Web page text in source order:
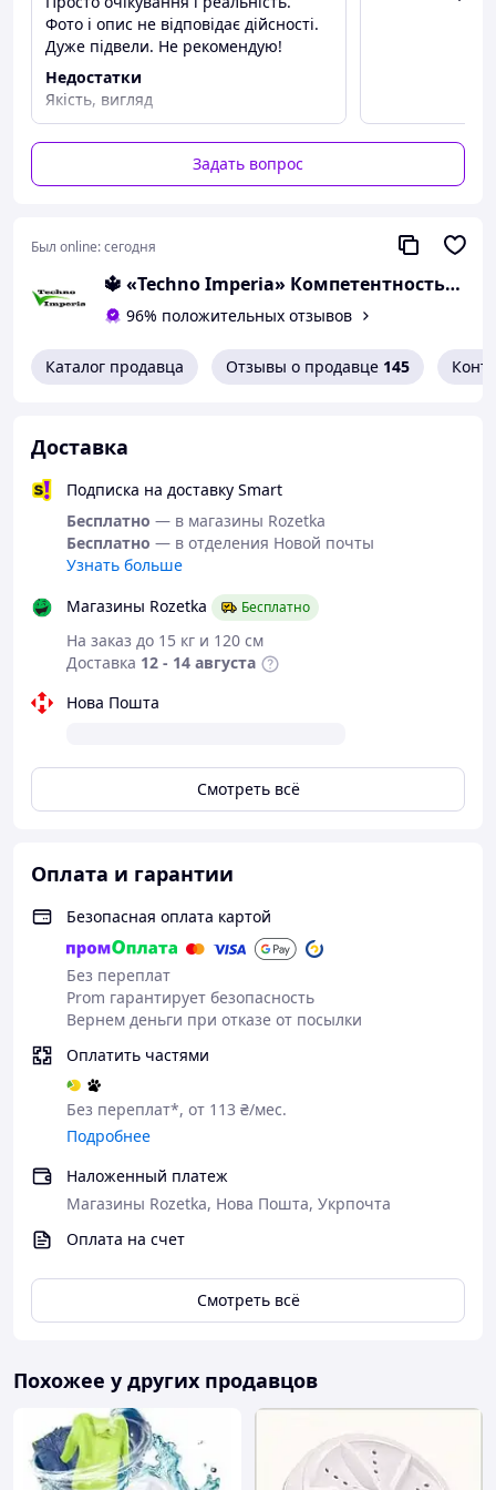
чистотой и свежестью ваших вещей без усилий и
затрат!
Отличный
чистоты Ваших
вещей в
поездках и не
только
стильный дизайн
позволяет разместить машинку даже в
небольшой комнате. Благодаря ультразвуковому
вещи остаются чистыми и свежими.
Мини-стиральная машинка незаменима дома, в
путешествиях, на кемпинге или в студенческих
общежитиях. Она экономит электроэнергию, воду
и ваше время, позволяя поддерживать вещи в
чистоте без лишних усилий.
Напряжение должно находиться в диапазоне 110-
240 в, чтобы обеспечить нормальную работу
стиральной машины и не повредить блок
питания.
Фото і опис не відповідає дійсності.
Дуже підвели. Не рекомендую!
Недостатки
Якість, вигляд
Задать вопрос
Был online:сегодня
🔱 «Techno Imperia» Компетентность! Качество товара! Быстрая отправка! ✅
96% положительных отзывов
Каталог продавца Отзывы о продавце 145
Доставка
Подписка на доставку Smart
Бесплатно — в магазины Rozetka
Бесплатно — в отделения Новой почты
Узнать больше
Магазины Rozetka
Бесплатно
На заказ до 15 кг и 120 см
Доставка 12 - 14 августа
Нова Пошта
Смотреть всё
Оплата и гарантии
Безопасная оплата картой
Без переплат
Prom гарантирует безопасность
Вернем деньги при отказе от посылки
Оплатить частями
Без переплат*, от 113 ₴/мес.
Подробнее
Наложенный платеж
Магазины Rozetka, Нова Пошта, Укрпочта
Оплата на счет
Смотреть всё
Похожее у других продавцов